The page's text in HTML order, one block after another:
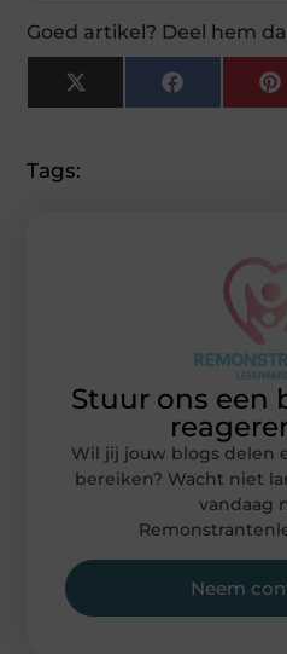
Goed artikel? Deel hem
X
(Twitter)
Facebook
Tags:
Stuur ons een
Wil jij jouw blogs delen
bereiken? Wacht niet
vandaag
Neem